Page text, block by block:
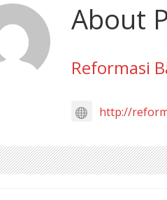
About
Reformasi
http://